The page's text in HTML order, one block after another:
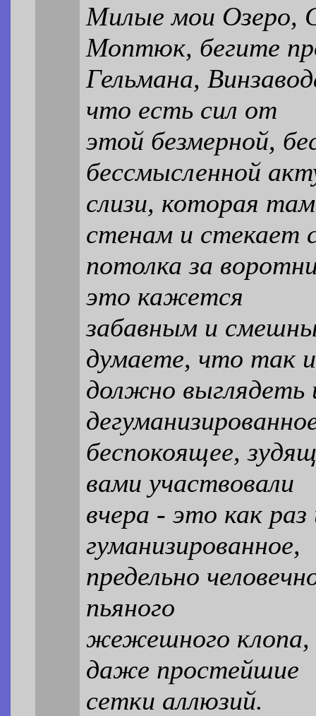
Милые мои Озеро,
Моптюк, бегите
Гельмана,
что есть сил от
этой безмерной,
бессмысленной
слизи, которая
стенам и стекает
потолка за
это кажется
забавным и
думаете, что так и
должно выглядеть
беспокоящее,
вами участвовали
вчера - это как раз
гуманизированное,
предельно
пьяного
жежешного клопа,
даже простейшие
сетки аллюзий.